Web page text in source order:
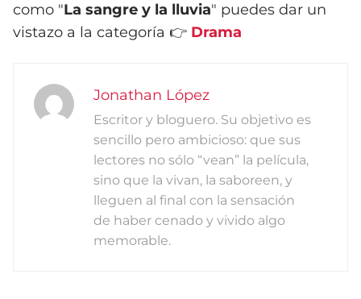
como "La sangre y la lluvia" puedes dar un
vistazo a la categoría 👉 Drama
Jonathan López
Escritor y bloguero. Su objetivo es
sencillo pero ambicioso: que sus
lectores no sólo “vean” la película,
sino que la vivan, la saboreen, y
lleguen al final con la sensación
de haber cenado y vivido algo
memorable.